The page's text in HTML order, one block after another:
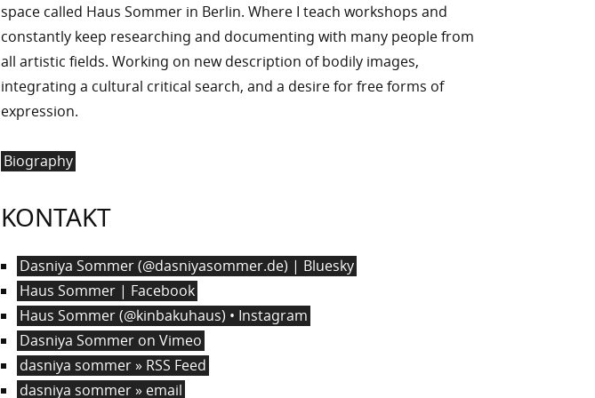
space called Haus Sommer in Berlin. Where I teach workshops and
constantly keep researching and documenting with many people from
all artistic fields. Working on new description of bodily images,
integrating a cultural critical search, and a desire for free forms of
expression.
Biography
KONTAKT
Dasniya Sommer (@dasniyasommer.de) | Bluesky
Haus Sommer | Facebook
Haus Sommer (@kinbakuhaus) • Instagram
Dasniya Sommer on Vimeo
dasniya sommer » RSS Feed
dasniya sommer » email